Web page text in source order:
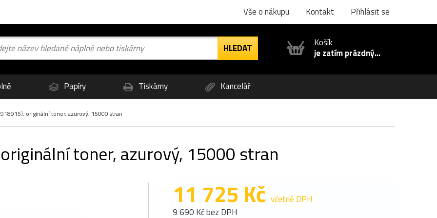
Vše o nákupu Kontakt Přihlásit se
Košík
je zatím prázdný...
Papíry Tiskárny Kancelář
originální toner, azurový, 15000 stran
toner, azurový, 15000 stran
11 725 Kč včetně DPH
9 690 Kč bez DPH